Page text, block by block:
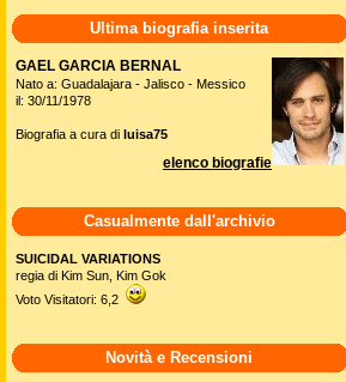
Ultima biografia inserita
GAEL GARCIA BERNAL
Nato a: Guadalajara - Jalisco - Messico
il: 30/11/1978
Biografia a cura di luisa75
elenco biografie
Casualmente dall'archivio
SUICIDAL VARIATIONS
regia di Kim Sun, Kim Gok
Voto Visitatori: 6,2
Novità e Recensioni